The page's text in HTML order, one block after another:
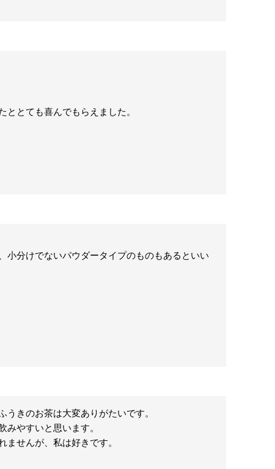
とても喜んでもらえました。
小分けでないパウダータイプのものもあるといい
きのお茶は大変ありがたいです。
みやすいと思います。
ませんが、私は好きです。